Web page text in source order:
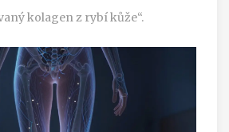
kolagen z rybí kůže“.